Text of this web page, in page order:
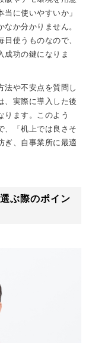
に使いやすいか」
なか分かりません。
使うものなので、
成功の鍵になりま
法や不安点を質問し
、実際に導入した後
ります。このよう
、「机上では良さそ
ぎ、自事業所に最適
ぶ際のポイン